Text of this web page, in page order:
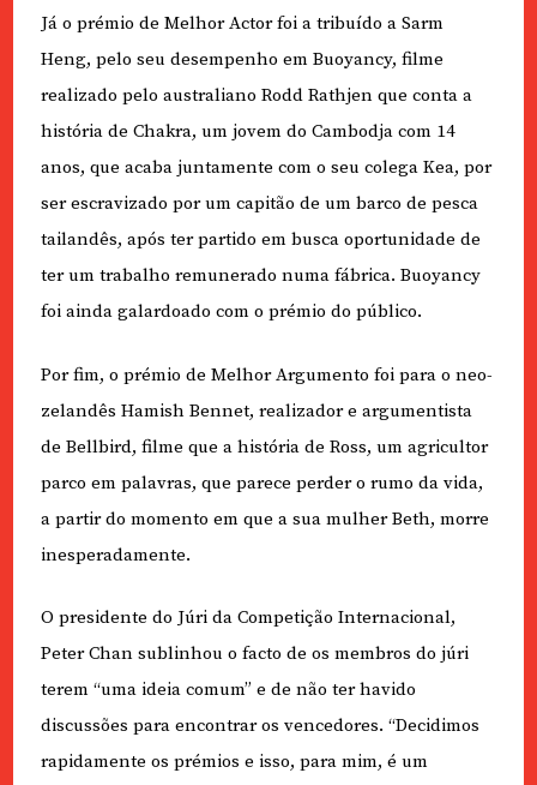
Já o prémio de Melhor Actor foi a tribuído a Sarm
Heng, pelo seu desempenho em Buoyancy, filme
realizado pelo australiano Rodd Rathjen que conta a
história de Chakra, um jovem do Cambodja com 14
anos, que acaba juntamente com o seu colega Kea, por
ser escravizado por um capitão de um barco de pesca
tailandês, após ter partido em busca oportunidade de
ter um trabalho remunerado numa fábrica. Buoyancy
foi ainda galardoado com o prémio do público.
Por fim, o prémio de Melhor Argumento foi para o neo-
zelandês Hamish Bennet, realizador e argumentista
de Bellbird, filme que a história de Ross, um agricultor
parco em palavras, que parece perder o rumo da vida,
a partir do momento em que a sua mulher Beth, morre
inesperadamente.
O presidente do Júri da Competição Internacional,
Peter Chan sublinhou o facto de os membros do júri
terem “uma ideia comum” e de não ter havido
discussões para encontrar os vencedores. “Decidimos
rapidamente os prémios e isso, para mim, é um